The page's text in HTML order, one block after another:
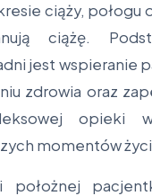
ciąży, połogu
ciążę.
jest wspieranie
zdrowia oraz
opieki
momentów
położnej